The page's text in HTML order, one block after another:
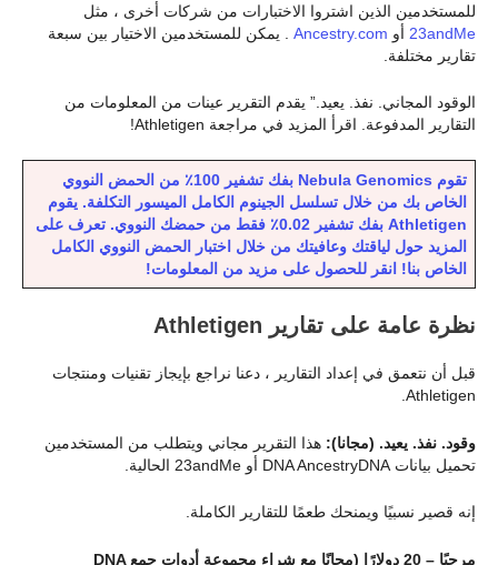
للمستخدمين الذين اشتروا الاختبارات من شركات أخرى ، مثل
23andMe أو Ancestry.com . يمكن للمستخدمين الاختيار بين سبعة
تقارير مختلفة.
الوقود المجاني. نفذ. يعيد.” يقدم التقرير عينات من المعلومات من
التقارير المدفوعة. اقرأ المزيد في مراجعة Athletigen!
تقوم Nebula Genomics بفك تشفير 100٪ من الحمض النووي
الخاص بك من خلال تسلسل الجينوم الكامل الميسور التكلفة. يقوم
Athletigen بفك تشفير 0.02٪ فقط من حمضك النووي. تعرف على
المزيد حول لياقتك وعافيتك من خلال اختبار الحمض النووي الكامل
الخاص بنا! انقر للحصول على مزيد من المعلومات!
نظرة عامة على تقارير Athletigen
قبل أن نتعمق في إعداد التقارير ، دعنا نراجع بإيجاز تقنيات ومنتجات
Athletigen.
وقود. نفذ. يعيد. (مجانا): هذا التقرير مجاني ويتطلب من المستخدمين
تحميل بيانات DNA AncestryDNA أو 23andMe الحالية.
إنه قصير نسبيًا ويمنحك طعمًا للتقارير الكاملة.
مرحبًا – 20 دولارًا (مجانًا مع شراء مجموعة أدوات جمع DNA